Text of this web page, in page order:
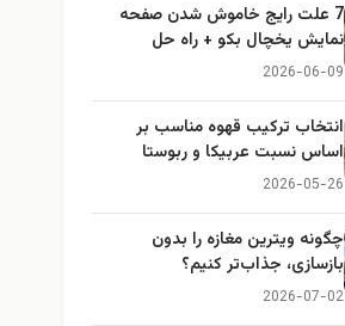
7 علت رایج خاموش شدن صفحه
نمایش یخچال بکو + راه حل
2026-06-09
انتخاب ترکیب قهوه مناسب بر
اساس نسبت عربیکا و ربوستا
2026-05-26
چگونه ویترین مغازه را بدون
بازسازی، جذاب‌تر کنیم؟
2026-07-02